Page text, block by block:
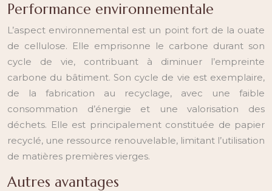
Performance environnementale
L’aspect environnemental est un point fort de la ouate
de cellulose. Elle emprisonne le carbone durant son
cycle de vie, contribuant à diminuer l’empreinte
carbone du bâtiment. Son cycle de vie est exemplaire,
de la fabrication au recyclage, avec une faible
consommation d’énergie et une valorisation des
déchets. Elle est principalement constituée de papier
recyclé, une ressource renouvelable, limitant l’utilisation
de matières premières vierges.
Autres avantages